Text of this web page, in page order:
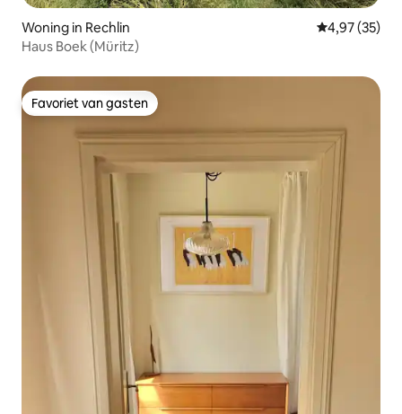
Woning in Rechlin Gemiddelde
4,97 (35)
Haus Boek (Müritz)
Favoriet van gasten
Favoriet van gasten